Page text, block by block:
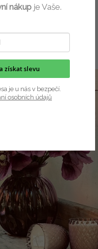
nákupje Vaše.
získat slevu
je u nás v bezpečí.
osobních údajů